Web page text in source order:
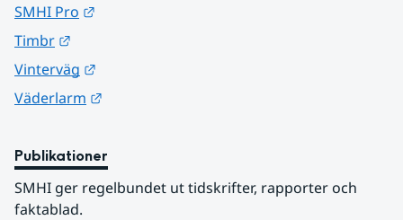
SMHI Pro
Timbr
Vinterväg
Väderlarm
Publikationer
SMHI ger regelbundet ut tidskrifter, rapporter och
faktablad.